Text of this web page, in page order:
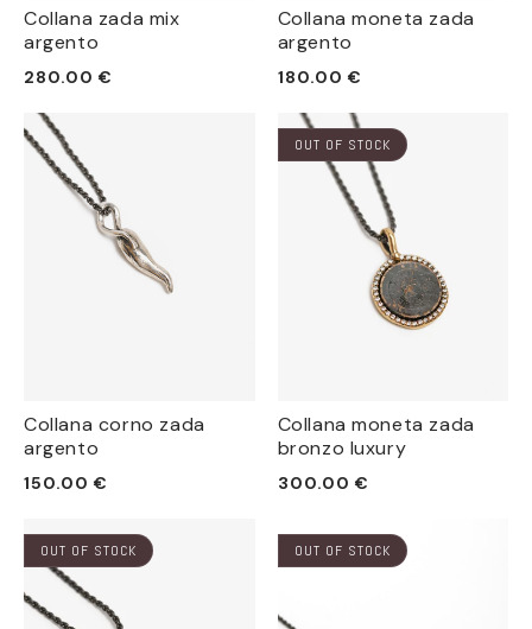
Collana zada mix
argento
Prezzo
listino
280.00 €
Collana moneta zada
argento
Prezzo
listino
180.00 €
Collana corno zada
argento
Prezzo
listino
150.00 €
Collana moneta zada
bronzo luxury
Prezzo
listino
300.00 €
OUT OF STOCK
OUT OF STOCK OUT OF STOCK